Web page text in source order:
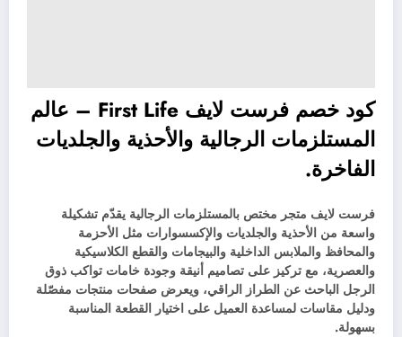
كود خصم فرست لايف First Life – عالم
المستلزمات الرجالية والأحذية والجلديات
الفاخرة.
فرست لايف متجر مختص بالمستلزمات الرجالية يقدّم تشكيلة
واسعة من الأحذية والجلديات والإكسسوارات مثل الأحزمة
والمحافظ والملابس الداخلية والبيجامات والقطع الكلاسيكية
والعصرية، مع تركيز على تصاميم أنيقة وجودة خامات تواكب ذوق
الرجل الباحث عن الطراز الراقي، ويعرض صفحات منتجات مفصّلة
ودليل مقاسات لمساعدة العميل على اختيار القطعة المناسبة
بسهولة.